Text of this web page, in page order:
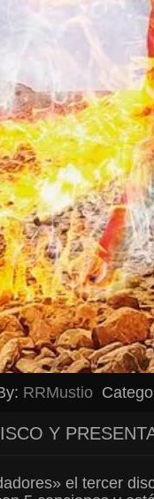
RRMustio
Y
el tercer